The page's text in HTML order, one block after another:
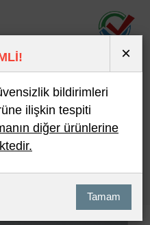
Çok İncelenen
×
bildirimleri
ilişkin tespiti
diğer ürünlerine
Tamam